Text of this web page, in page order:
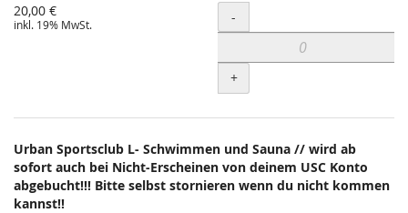
20,00 €
inkl. 19% MwSt. Menge
-
+
Urban Sportsclub L- Schwimmen und Sauna // wird ab
sofort auch bei Nicht-Erscheinen von deinem USC Konto
abgebucht!!! Bitte selbst stornieren wenn du nicht kommen
kannst!!